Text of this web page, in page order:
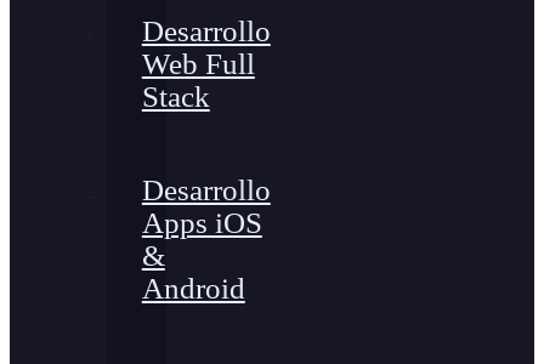
Desarrollo
Web Full
Stack
Desarrollo
Apps iOS
&
Android